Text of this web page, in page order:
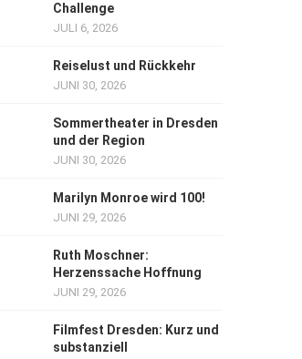
Challenge
JULI 6, 2026
Reiselust und Rückkehr
JUNI 30, 2026
Sommertheater in Dresden
und der Region
JUNI 30, 2026
Marilyn Monroe wird 100!
JUNI 29, 2026
Ruth Moschner:
Herzenssache Hoffnung
JUNI 29, 2026
Filmfest Dresden: Kurz und
substanziell